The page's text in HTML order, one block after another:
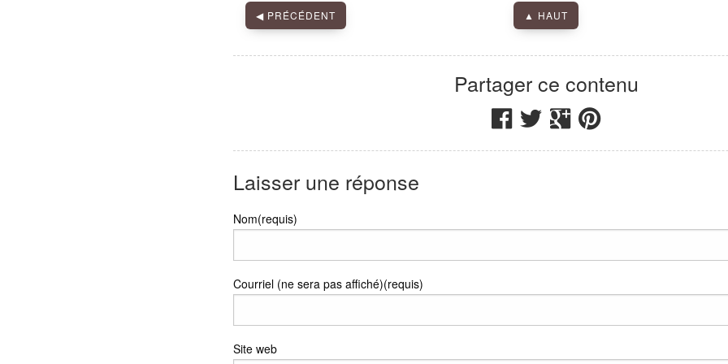
Street Art Gallery Dubai
◀︎ PRÉCÉDENT ▲ HAUT
Partager ce contenu
Laisser une réponse
Nom(requis)
Courriel (ne sera pas affiché)(requis)
Site web